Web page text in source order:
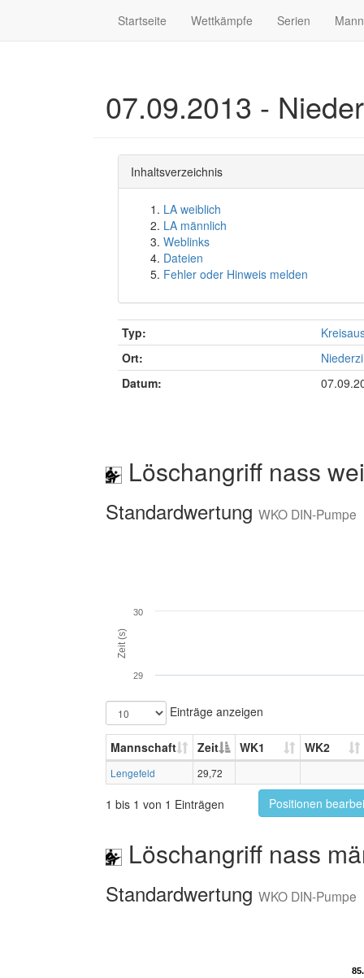
Startseite Wettkämpfe Serien
07.09.2013 -
Inhaltsverzeichnis
LA weiblich
LA männlich
Weblinks
Dateien
Fehler oder Hinweis melden
Typ:
Ort:
Datum:
Löschangriff nass
Standardwertung WKO DIN-Pumpe
Zeit (s)
29
30
Einträge anzeigen
Mannschaft Zeit WK1 WK2
Lengefeld 29,72
1 bis 1 von 1 Einträgen Positionen
Löschangriff nass
Standardwertung WKO DIN-Pumpe